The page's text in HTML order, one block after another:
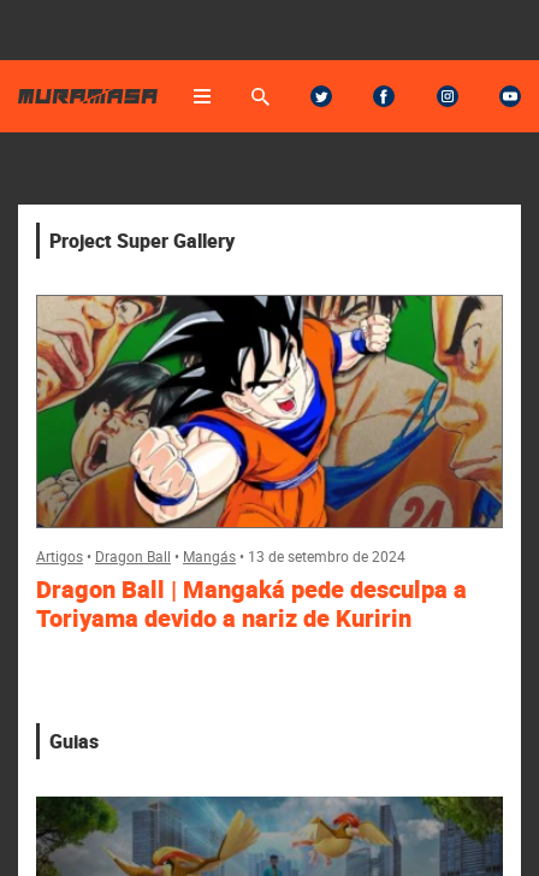
Project Super Gallery
Artigos• Dragon Ball • Mangás• 13 de setembro de 2024
Dragon Ball | Mangaká pede desculpa a
Toriyama devido a nariz de Kuririn
Guias